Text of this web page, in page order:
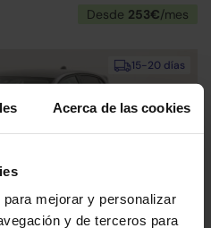
Acerca de las cookies
mejorar y personalizar
y de terceros para
Desde 253€/mes
15-20 días